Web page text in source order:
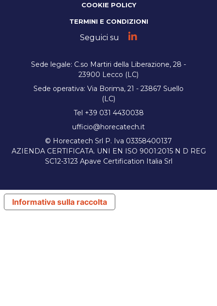
COOKIE POLICY
TERMINI E CONDIZIONI
Seguici su
Sede legale: C.so Martiri della Liberazione, 28 -
23900 Lecco (LC)
Sede operativa: Via Borima, 21 - 23867 Suello
(LC)
Tel +39 031 4430038
ufficio@horecatech.it
© Horecatech Srl P. Iva 03358400137
AZIENDA CERTIFICATA. UNI EN ISO 9001:2015 N D REG
SC12-3123 Apave Certification Italia Srl
Informativa sulla raccolta